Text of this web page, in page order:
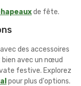
de fête.
des accessoires
avec un nœud
festive. Explorez
pour plus d'options.